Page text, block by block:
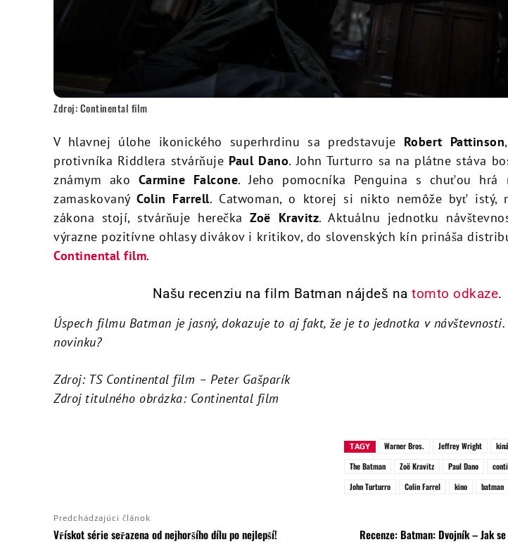
Zdroj: Continental film
V hlavnej úlohe ikonického superhrdinu sa predstavuje Robert Pattinson
protivníka Riddlera stvárňuje Paul Dano. John Turturro sa na plátne stáva
známym ako Carmine Falcone. Jeho pomocníka Penguina s chuťou hrá
zamaskovanýColin Farrell. Catwoman, o ktorej si nikto nemôže byť istý,
zákona stojí, stvárňuje herečkaZoë Kravitz. Aktuálnu jednotku
výrazne pozitívne ohlasy divákov i kritikov, do slovenských kín prináša
Continental film.
Našu recenziu na film Batman nájdeš natomto odkaze.
Úspech filmu Batman je jasný, dokazuje to aj fakt, že je to jednotka v
novinku?
Zdroj: TS Continental film – Peter Gašparík
Zdroj titulného obrázka: Continental film
TAGY Warner Bros. Jeffrey Wright kiná
The Batman
Zoë Kravitz Paul Dano
John Turturro
Colin Farrel kino batman
Predchádzajúci článok
Vřískot série seřazena od nejhoršího dílu po nejlepší!
Recenze: Batman: Dvojník – Jak